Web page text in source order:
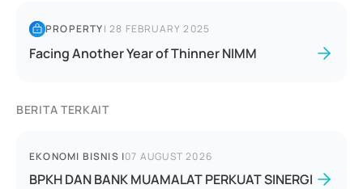
PROPERTY|28 FEBRUARY 2025
Facing Another Year of Thinner NIMM
BERITA TERKAIT
EKONOMI BISNIS |07 AUGUST 2026
BPKH DAN BANK MUAMALAT PERKUAT SINERGI